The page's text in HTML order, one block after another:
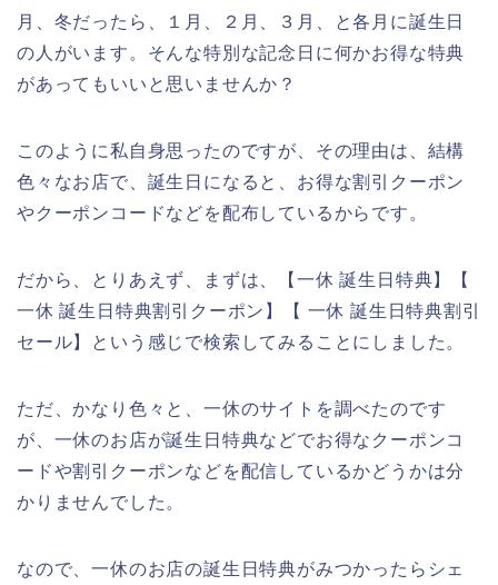
月、冬だったら、１月、２月、３月、と各月に誕生日
の人がいます。そんな特別な記念日に何かお得な特典
があってもいいと思いませんか？
このように私自身思ったのですが、その理由は、結構
色々なお店で、誕生日になると、お得な割引クーポン
やクーポンコードなどを配布しているからです。
だから、とりあえず、まずは、【一休 誕生日特典】【
一休 誕生日特典割引クーポン】【 一休 誕生日特典割引
セール】という感じで検索してみることにしました。
ただ、かなり色々と、一休のサイトを調べたのです
が、一休のお店が誕生日特典などでお得なクーポンコ
ードや割引クーポンなどを配信しているかどうかは分
かりませんでした。
なので、一休のお店の誕生日特典がみつかったらシェ